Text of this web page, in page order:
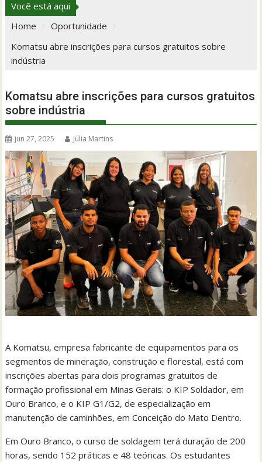
Você está aqui
Home
Oportunidade
Komatsu abre inscrições para cursos gratuitos sobre
indústria
Komatsu abre inscrições para cursos gratuitos
sobre indústria
jun 27, 2025 Júlia Martins
A Komatsu, empresa fabricante de equipamentos para os
segmentos de mineração, construção e florestal, está com
inscrições abertas para dois programas gratuitos de
formação profissional em Minas Gerais: o KIP Soldador, em
Ouro Branco, e o KIP G1/G2, de especialização em
manutenção de caminhões, em Conceição do Mato Dentro.
Em Ouro Branco, o curso de soldagem terá duração de 200
horas, sendo 152 práticas e 48 teóricas. Os estudantes